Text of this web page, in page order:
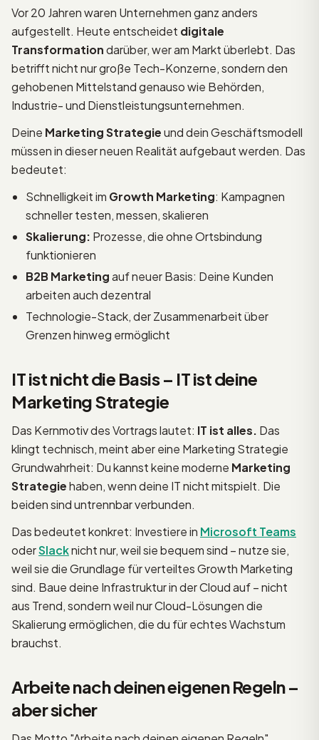
Vor 20 Jahren waren Unternehmen ganz anders
aufgestellt. Heute entscheidet digitale
Transformationdarüber, wer am Markt überlebt. Das
betrifft nicht nur große Tech-Konzerne, sondern den
gehobenen Mittelstand genauso wie Behörden,
Industrie- und Dienstleistungsunternehmen.
Deine Marketing Strategieund dein Geschäftsmodell
müssen in dieser neuen Realität aufgebaut werden. Das
bedeutet:
Schnelligkeit im Growth Marketing: Kampagnen
schneller testen, messen, skalieren
Skalierung: Prozesse, die ohne Ortsbindung
funktionieren
B2B Marketingauf neuer Basis: Deine Kunden
arbeiten auch dezentral
Technologie-Stack, der Zusammenarbeit über
Grenzen hinweg ermöglicht
IT ist nicht die Basis – IT ist deine
Marketing Strategie
Das Kernmotiv des Vortrags lautet: IT ist alles. Das
klingt technisch, meint aber eine Marketing Strategie
Grundwahrheit: Du kannst keine moderne Marketing
Strategiehaben, wenn deine IT nicht mitspielt. Die
beiden sind untrennbar verbunden.
Das bedeutet konkret: Investiere in Microsoft Teams
oderSlacknicht nur, weil sie bequem sind – nutze sie,
weil sie die Grundlage für verteiltes Growth Marketing
sind. Baue deine Infrastruktur in der Cloud auf – nicht
aus Trend, sondern weil nur Cloud-Lösungen die
Skalierung ermöglichen, die du für echtes Wachstum
brauchst.
Arbeite nach deinen eigenen Regeln –
aber sicher